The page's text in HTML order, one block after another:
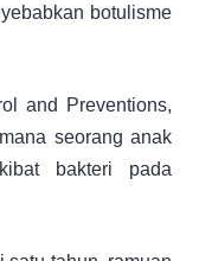
botulisme
and Preventions,
seorang anak
bakteri pada